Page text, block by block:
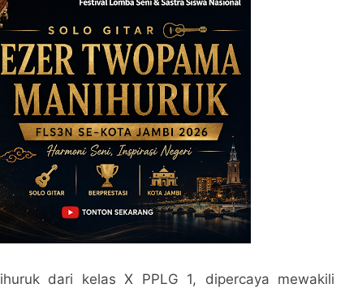
dari kelas X PPLG 1, dipercaya mewakili